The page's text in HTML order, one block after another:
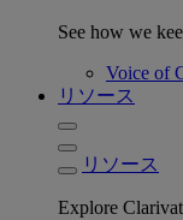
See how we
Voice of
リソース
リソース
Explore